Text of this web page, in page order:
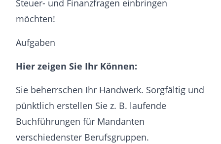
Steuer- und Finanzfragen einbringen
möchten!
Aufgaben
Hier zeigen Sie Ihr Können:
Sie beherrschen Ihr Handwerk. Sorgfältig und
pünktlich erstellen Sie z. B. laufende
Buchführungen für Mandanten
verschiedenster Berufsgruppen.